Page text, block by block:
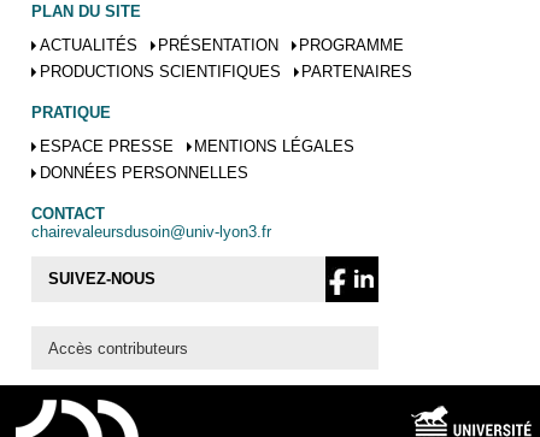
PLAN DU SITE
ACTUALITÉS
PRÉSENTATION
PROGRAMME
PRODUCTIONS SCIENTIFIQUES
PARTENAIRES
PRATIQUE
ESPACE PRESSE
MENTIONS LÉGALES
DONNÉES PERSONNELLES
CONTACT
chairevaleursdusoin@univ-lyon3.fr
SUIVEZ-NOUS
Accès contributeurs